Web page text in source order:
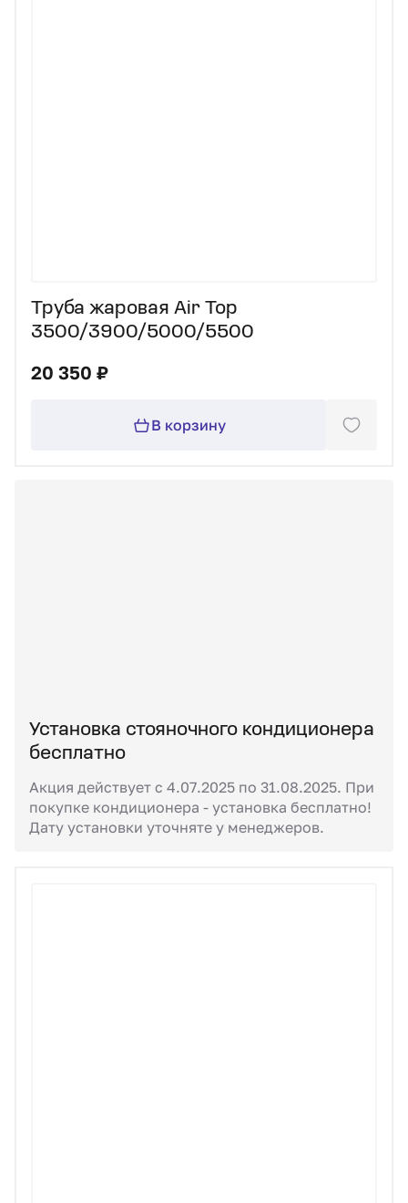
Труба жаровая Air Top
3500/3900/5000/5500
20 350 ₽
В корзину
Установка стояночного кондиционера
бесплатно
Акция действует с 4.07.2025 по 31.08.2025. При
покупке кондиционера - установка бесплатно!
Дату установки уточняте у менеджеров.